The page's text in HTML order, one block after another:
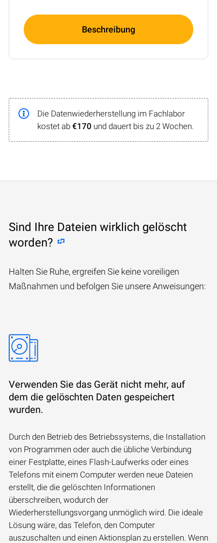
Beschreibung
Die Datenwiederherstellung im Fachlabor
kostet ab €170 und dauert bis zu 2 Wochen.
Sind Ihre Dateien wirklich gelöscht
worden?
Halten Sie Ruhe, ergreifen Sie keine voreiligen
Maßnahmen und befolgen Sie unsere Anweisungen:
Verwenden Sie das Gerät nicht mehr, auf
dem die gelöschten Daten gespeichert
wurden.
Durch den Betrieb des Betriebssystems, die Installation
von Programmen oder auch die übliche Verbindung
einer Festplatte, eines Flash-Laufwerks oder eines
Telefons mit einem Computer werden neue Dateien
erstellt, die die gelöschten Informationen
überschreiben, wodurch der
Wiederherstellungsvorgang unmöglich wird. Die ideale
Lösung wäre, das Telefon, den Computer
auszuschalten und einen Aktionsplan zu erstellen. Wenn